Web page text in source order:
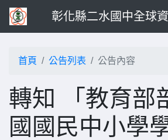
彰化縣二水國中全球
首頁 公告列表 公告內容
轉知 「教育部
國國民中小學